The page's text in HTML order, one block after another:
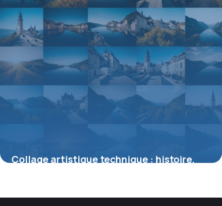
Collage artistique technique : histoire,